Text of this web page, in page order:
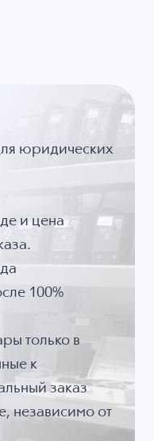
юридических
и цена
100%
только в
к
заказ
независимо от